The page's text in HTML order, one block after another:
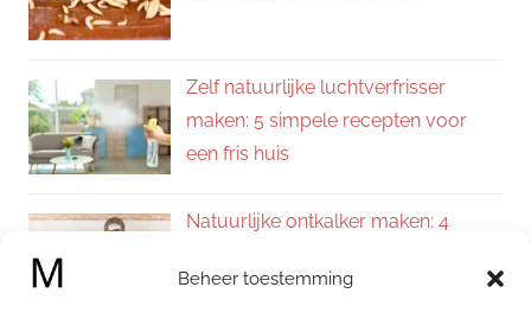
Beheer toestemming
Zelf natuurlijke luchtverfrisser
maken: 5 simpele recepten voor
een fris huis
Natuurlijke ontkalker maken: 4
kalkvrij huis